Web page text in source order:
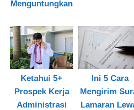
Menguntungkan
Ketahui 5+
Prospek Kerja
Administrasi
Ini 5 Cara
Mengirim
Lamaran